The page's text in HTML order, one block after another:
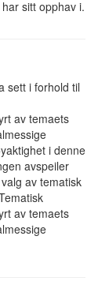
sitt opphav i.
sett i forhold til
av temaets
i denne
avspeiler
av tematisk
av temaets